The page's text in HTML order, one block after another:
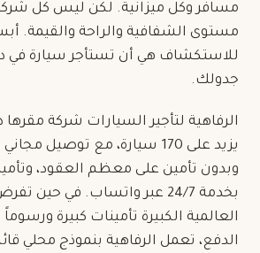
مسافر وكل ميزانية. لكن ليس كل
مستوى الشفافية والراحة والقيمة.
للاستكشاف هي أن تستأجر سيارة في
جدولك.
الرفاهية لتأجير السيارات شركة
يزيد على 170 سيارة، مع توصيل
وبدون تأمين على معظم العقود،
بخدمة 24/7 عبر واتساب. في حين
العالمية الكبيرة تأمينات كبيرة
الدفع، تعمل الرفاهية بنموذج محلي